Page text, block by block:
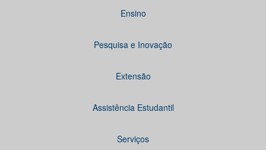
Ensino
Pesquisa e Inovação
Extensão
Assistência Estudantil
Serviços